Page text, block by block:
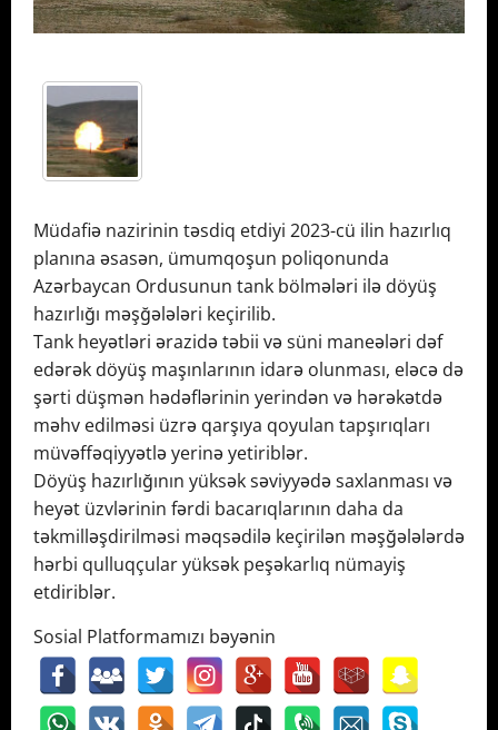
Müdafiə nazirinin təsdiq etdiyi 2023-cü ilin hazırlıq
planına əsasən, ümumqoşun poliqonunda
Azərbaycan Ordusunun tank bölmələri ilə döyüş
hazırlığı məşğələləri keçirilib.
Tank heyətləri ərazidə təbii və süni maneələri dəf
edərək döyüş maşınlarının idarə olunması, eləcə də
şərti düşmən hədəflərinin yerindən və hərəkətdə
məhv edilməsi üzrə qarşıya qoyulan tapşırıqları
müvəffəqiyyətlə yerinə yetiriblər.
Döyüş hazırlığının yüksək səviyyədə saxlanması və
heyət üzvlərinin fərdi bacarıqlarının daha da
təkmilləşdirilməsi məqsədilə keçirilən məşğələlərdə
hərbi qulluqçular yüksək peşəkarlıq nümayiş
etdiriblər.
Sosial Platformamızı bəyənin